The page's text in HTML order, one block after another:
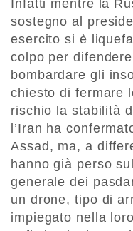
Infatti mentre la
sostegno al
esercito si è
colpo per
bombardare gli
chiesto di fermare
rischio la stabilità
l’Iran ha
Assad, ma, a
hanno già perso
generale dei
un drone, tipo di
impiegato nella